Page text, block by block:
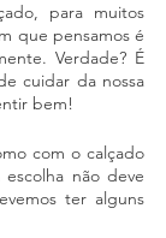
para muitos
que pensamos é
Verdade? É
cuidar da nossa
bem!
com o calçado
não deve
ter alguns